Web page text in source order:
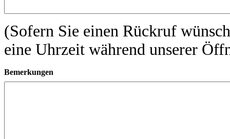
(Sofern Sie einen Rückruf
eine Uhrzeit während unserer
Bemerkungen